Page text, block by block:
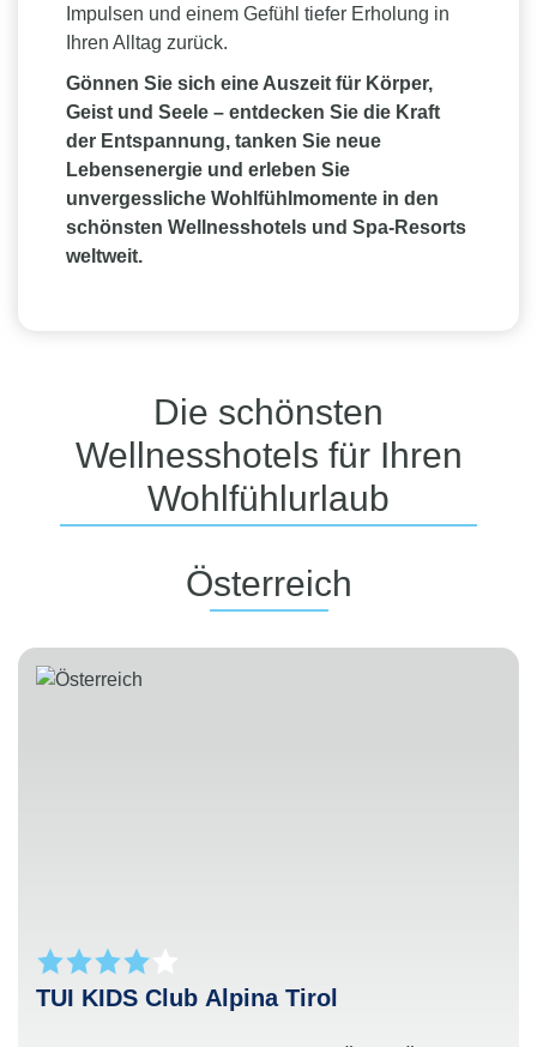
Impulsen und einem Gefühl tiefer Erholung in
Ihren Alltag zurück.
Gönnen Sie sich eine Auszeit für Körper,
Geist und Seele – entdecken Sie die Kraft
der Entspannung, tanken Sie neue
Lebensenergie und erleben Sie
unvergessliche Wohlfühlmomente in den
schönsten Wellnesshotels und Spa-Resorts
weltweit.
Die schönsten
Wellnesshotels für Ihren
Wohlfühlurlaub
Österreich
TUI KIDS Club Alpina Tirol